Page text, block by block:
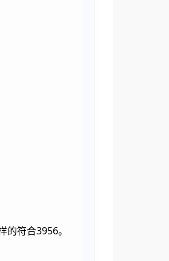
符合3956。